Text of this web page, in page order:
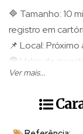
🔷 Tamanho: 10
registro em
📌 Local:
🟢 Valor de
Ver mais...